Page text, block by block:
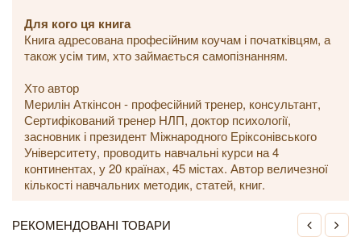
Для кого ця книга
Книга адресована професійним коучам і початківцям, а
також усім тим, хто займається самопізнанням.
Хто автор
Мерилін Аткінсон - професійний тренер, консультант,
Сертифікований тренер НЛП, доктор психології,
засновник і президент Міжнародного Еріксонівського
Університету, проводить навчальні курси на 4
континентах, у 20 країнах, 45 містах. Автор величезної
кількості навчальних методик, статей, книг.
РЕКОМЕНДОВАНІ ТОВАРИ